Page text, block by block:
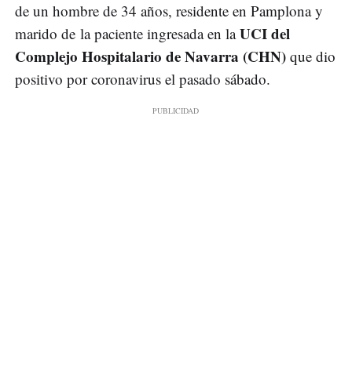
de un hombre de 34 años, residente en Pamplona y
marido de la paciente ingresada en laUCI del
Complejo Hospitalario de Navarra (CHN) que dio
positivo por coronavirus el pasado sábado.